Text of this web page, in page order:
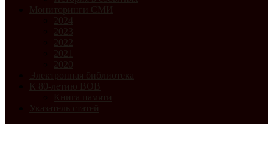
Мониторинги СМИ
2024
2023
2022
2021
2020
Электронная библиотека
К 80-летию ВОВ
Книга памяти
Указатель статей